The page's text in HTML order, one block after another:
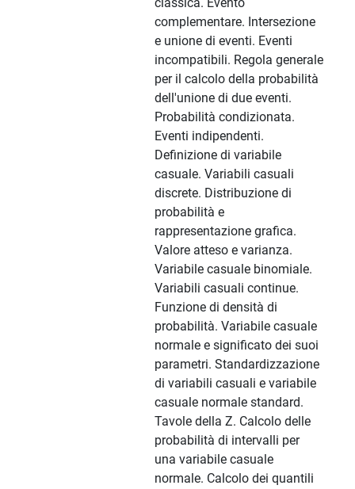
classica. Evento
complementare. Intersezione
e unione di eventi. Eventi
incompatibili. Regola generale
per il calcolo della probabilità
dell'unione di due eventi.
Probabilità condizionata.
Eventi indipendenti.
Definizione di variabile
casuale. Variabili casuali
discrete. Distribuzione di
probabilità e
rappresentazione grafica.
Valore atteso e varianza.
Variabile casuale binomiale.
Variabili casuali continue.
Funzione di densità di
probabilità. Variabile casuale
normale e significato dei suoi
parametri. Standardizzazione
di variabili casuali e variabile
casuale normale standard.
Tavole della Z. Calcolo delle
probabilità di intervalli per
una variabile casuale
normale. Calcolo dei quantili